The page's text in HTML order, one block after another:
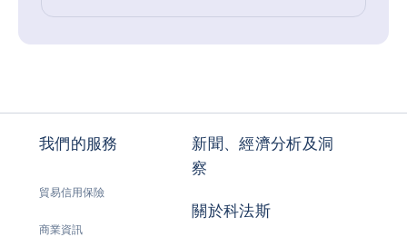
我們的服務
貿易信用保險
商業資訊
新聞、經濟分析及洞
察
關於科法斯